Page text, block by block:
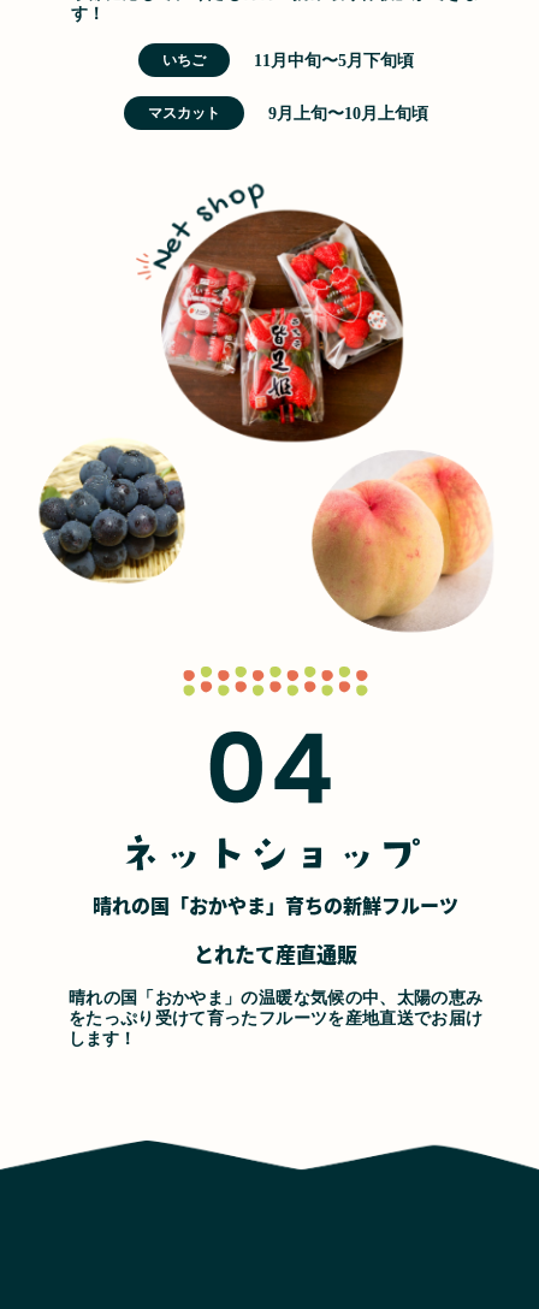
す！
いちご 11月中旬〜5月下旬頃
マスカット 9月上旬〜10月上旬頃
晴れの国「おかやま」 育ちの新鮮フルーツ
とれたて産直通販
晴れの国「おかやま」の温暖な気候の中、太陽の恵み
をたっぷり受けて育ったフルーツを産地直送でお届け
します！